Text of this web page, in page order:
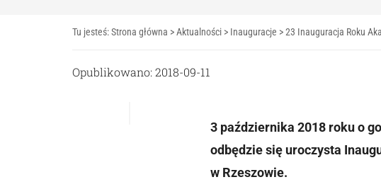
Tu jesteś:Strona główna >Aktualności > Inauguracje >23 Inauguracja Roku
Opublikowano: 2018-09-11
3 października 2018 roku o
odbędzie się uroczysta
w Rzeszowie.